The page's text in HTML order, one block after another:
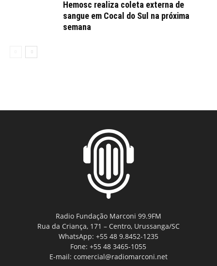
Hemosc realiza coleta externa de
sangue em Cocal do Sul na próxima
semana
Radio Fundação Marconi 99.9FM
Rua da Criança, 171 – Centro, Urussanga/SC
WhatsApp: +55 48 9.8452-1235
Fone: +55 48 3465-1055
E-mail: comercial@radiomarconi.net